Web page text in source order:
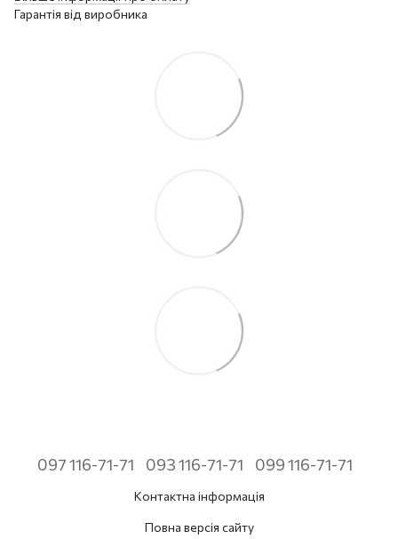
Гарантія від виробника
097 116-71-71 093 116-71-71 099 116-71-71
Контактна інформація
Повна версія сайту